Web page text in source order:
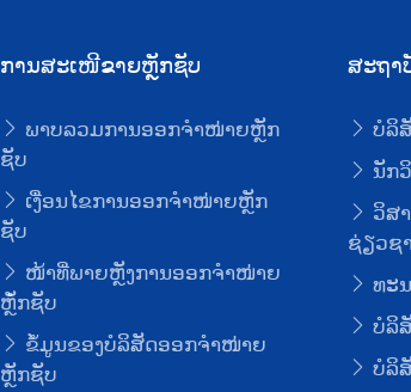
ການສະເໜີຂາຍຫຼັກຊັບ
ພາບລວມການອອກຈໍາໜ່າຍຫຼັກ
ຊັບ
ເງື່ອນໄຂການອອກຈໍາໜ່າຍຫຼັກ
ຊັບ
ໜ້າທີ່ພາຍຫຼັງການອອກຈໍາໜ່າຍ
ຫຼັໍກຊັບ
ຂໍ້ມູນຂອງບໍລິສັດອອກຈໍາໜ່າຍ
ຫຼັກຊັບ
ສະຖາ
ບໍລິ
ນັກ
ວິສ
ຊ່ຽວຊ
ທະ
ບໍລິ
ບໍລິ